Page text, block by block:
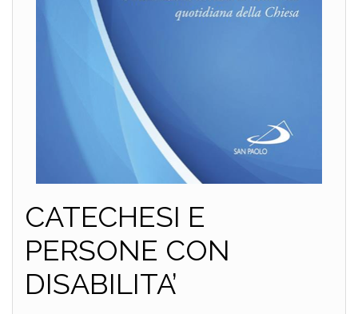
CATECHESI E
PERSONE CON
DISABILITA’